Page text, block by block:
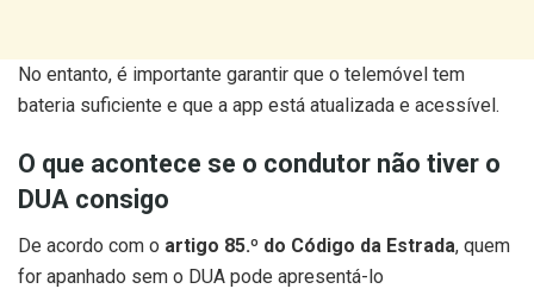
No entanto, é importante garantir que o telemóvel tem
bateria suficiente e que a app está atualizada e acessível.
O que acontece se o condutor não tiver o
DUA consigo
De acordo com o artigo 85.º do Código da Estrada, quem
for apanhado sem o DUA pode apresentá-lo